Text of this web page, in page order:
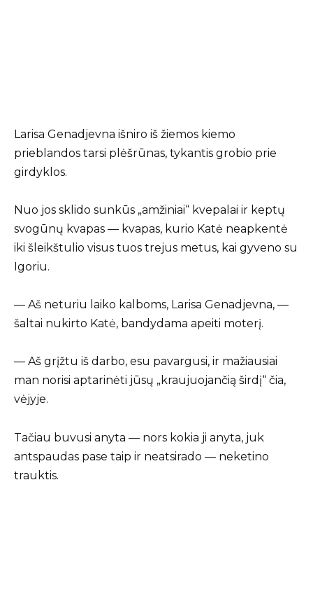
Larisa Genadjevna išniro iš žiemos kiemo
prieblandos tarsi plėšrūnas, tykantis grobio prie
girdyklos.
Nuo jos sklido sunkūs „amžiniai“ kvepalai ir keptų
svogūnų kvapas — kvapas, kurio Katė neapkentė
iki šleikštulio visus tuos trejus metus, kai gyveno su
Igoriu.
— Aš neturiu laiko kalboms, Larisa Genadjevna, —
šaltai nukirto Katė, bandydama apeiti moterį.
— Aš grįžtu iš darbo, esu pavargusi, ir mažiausiai
man norisi aptarinėti jūsų „kraujuojančią širdį“ čia,
vėjyje.
Tačiau buvusi anyta — nors kokia ji anyta, juk
antspaudas pase taip ir neatsirado — neketino
trauktis.